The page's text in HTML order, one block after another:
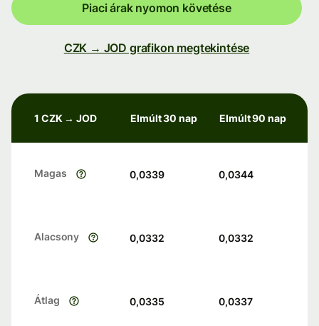
Piaci árak nyomon követése
CZK → JOD grafikon megtekintése
1 CZK → JOD Elmúlt 30 nap Elmúlt 90 nap
Magas 0,0339 0,0344
Alacsony 0,0332 0,0332
Átlag 0,0335 0,0337